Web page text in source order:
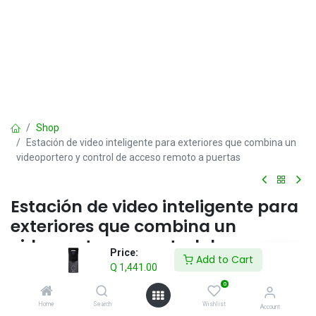
Price:
Q 1,441.00
Add to Cart
Home Search
0
Wishlist Account
Shop
Estación de video inteligente para exteriores que combina un
videoportero y control de acceso remoto a puertas
Estación de video inteligente para
exteriores que combina un
videoportero y control de acceso
remoto a puertas
1,441.00 IVA incluido